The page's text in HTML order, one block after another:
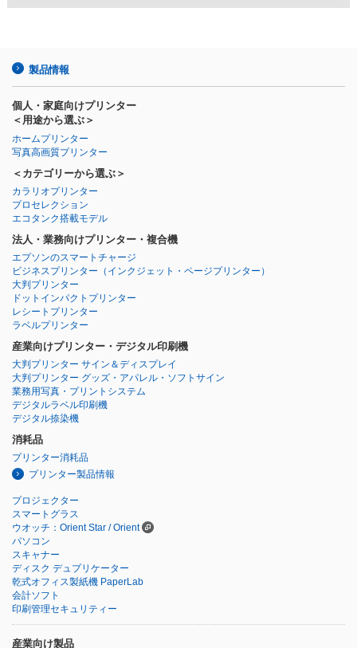
製品情報
個人・家庭向けプリンター
＜用途から選ぶ＞
ホームプリンター
写真高画質プリンター
＜カテゴリーから選ぶ＞
カラリオプリンター
プロセレクション
エコタンク搭載モデル
法人・業務向けプリンター・複合機
エプソンのスマートチャージ
ビジネスプリンター （インクジェット・ページプリンター）
大判プリンター
ドットインパクトプリンター
レシートプリンター
ラベルプリンター
産業向けプリンター・デジタル印刷機
大判プリンター サイン＆ディスプレイ
大判プリンター グッズ・アパレル・ソフトサイン
業務用写真・プリントシステム
デジタルラベル印刷機
デジタル捺染機
消耗品
プリンター消耗品
プリンター製品情報
プロジェクター
スマートグラス
ウオッチ：Orient Star / Orient
パソコン
スキャナー
ディスク デュプリケーター
乾式オフィス製紙機 PaperLab
会計ソフト
印刷管理セキュリティー
産業向け製品